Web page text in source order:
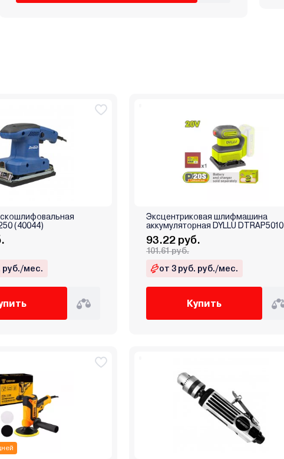
(40044)
руб./мес.
Эксцентриковая шлифмашина
аккумуляторная DYLLU DTRAP5010
93.22 руб.
101.61 руб.
от 3 руб. руб./мес.
Купить